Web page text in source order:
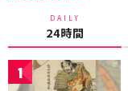
DAILY
24時間
1